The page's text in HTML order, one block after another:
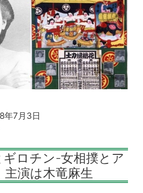
年7月3日
ギロチン-女相撲とア
演は木竜麻生